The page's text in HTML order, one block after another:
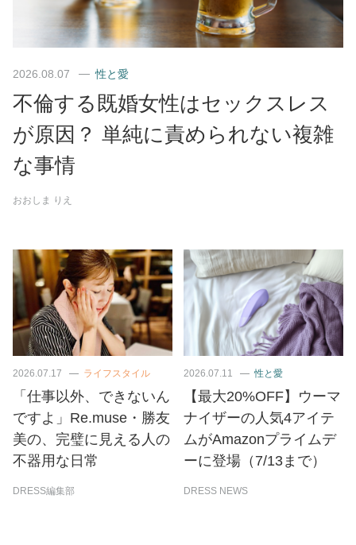
2026.08.07 性と愛
不倫する既婚女性はセックスレス
が原因？ 単純に責められない複雑
な事情
おおしま りえ
2026.07.17 ライフスタイル
「仕事以外、できないん
ですよ」Re.muse・勝友
美の、完璧に見える人の
不器用な日常
DRESS編集部
2026.07.11 性と愛
【最大20%OFF】ウーマ
ナイザーの人気4アイテ
ムがAmazonプライムデ
ーに登場（7/13まで）
DRESS NEWS